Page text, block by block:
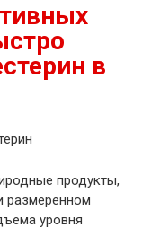
в
продукты,
размеренном
уровня